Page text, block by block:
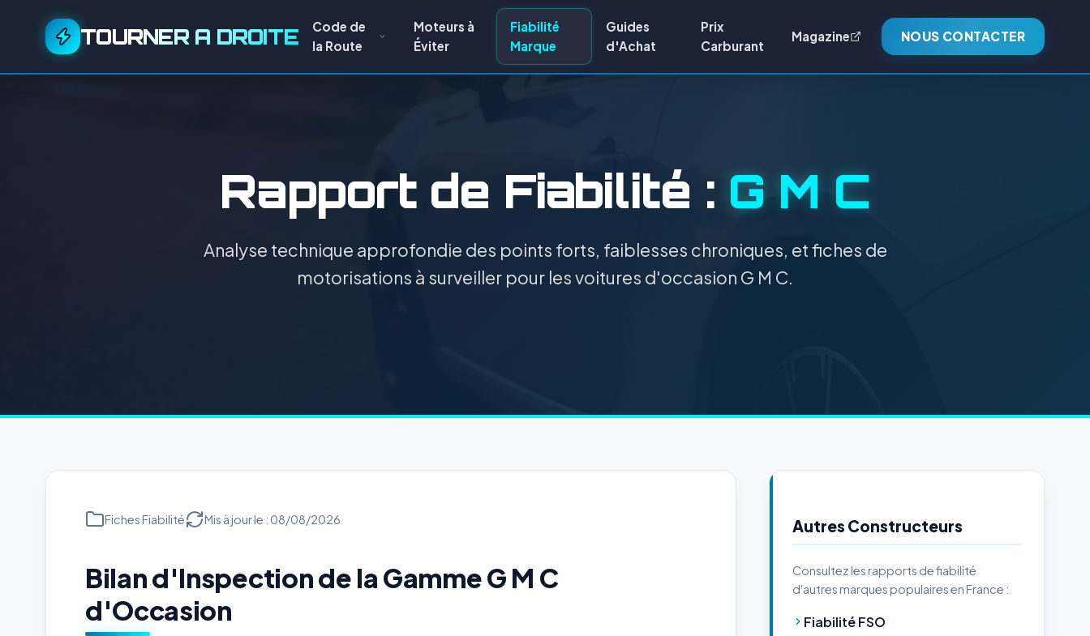
TOURNER A DROITE
Code de
la Route
Moteurs à
Éviter
Fiabilité
Marque
Guides
d'Achat
Prix
Carburant
Magazine NOUS CONTACTER
Rapport de Fiabilité : G M C
Analyse technique approfondie des points forts, faiblesses chroniques, et fiches de
motorisations à surveiller pour les voitures d'occasion G M C.
Fiches Fiabilité Mis à jour le : 08/08/2026
Bilan d'Inspection de la Gamme G M C
d'Occasion
Autres Constructeurs
Consultez les rapports de fiabilité
d'autres marques populaires en France :
Fiabilité FSO